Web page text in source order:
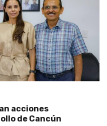
acciones
de Cancún